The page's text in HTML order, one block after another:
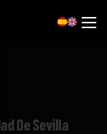
De Sevilla